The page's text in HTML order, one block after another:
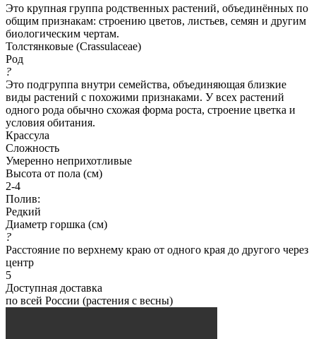
Это крупная группа родственных растений, объединённых по
общим признакам: строению цветов, листьев, семян и другим
биологическим чертам.
Толстянковые (Crassulaceae)
Род
?
Это подгруппа внутри семейства, объединяющая близкие
виды растений с похожими признаками. У всех растений
одного рода обычно схожая форма роста, строение цветка и
условия обитания.
Крассула
Сложность
Умеренно неприхотливые
Высота от пола (см)
2-4
Полив:
Редкий
Диаметр горшка (см)
?
Расстояние по верхнему краю от одного края до другого через
центр
5
Доступная доставка
по всей России (растения с весны)